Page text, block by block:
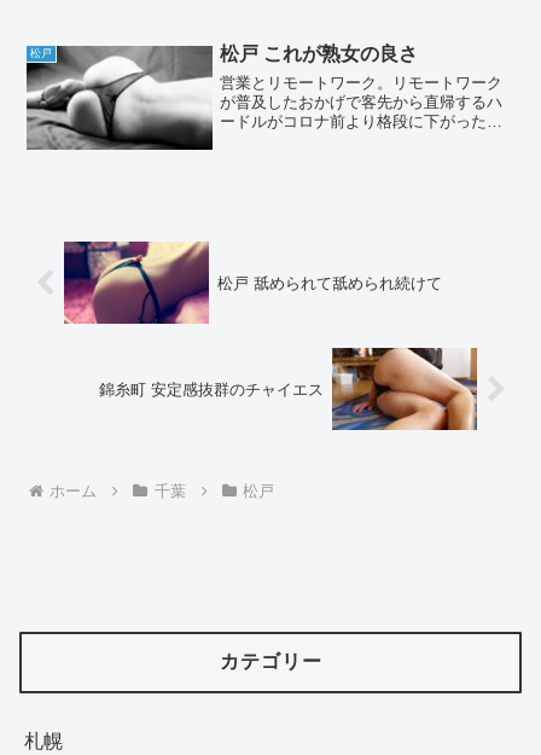
と最初から割り切った施術、会話でエロ
に特化するパターン。今回...
松戸 松戸 これが熟女の良さ
営業とリモートワーク。リモートワーク
が普及したおかげで客先から直帰するハ
ードルがコロナ前より格段に下がった。
松戸 舐められて舐められ続けて
錦糸町 安定感抜群のチャイエス
ホーム 千葉 松戸
カテゴリー
札幌